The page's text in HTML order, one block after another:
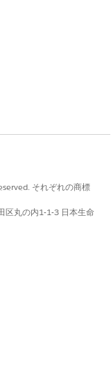
請者に入力させる場
加します。
を使用するには、申
それぞれの商標
区丸の内1-1-3 日本生命